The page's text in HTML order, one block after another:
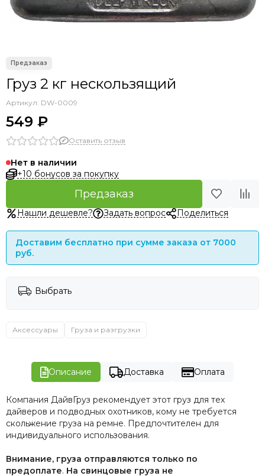
Аксессуары прочие
Груз 2 кг нескользящий
Артикул: DW-0009
549 ₽
Оставить отзыв
Нет в наличии
+10 бонусов за покупку
Предзаказ
Нашли дешевле? Задать вопрос Поделиться
Доставим бесплатно при сумме заказа от 7000
руб.
Выбрать
Аксессуары Груза и разгрузки
Описание Доставка Оплата
Компания ДайвГруз рекомендует этот груз для тех
дайверов и подводных охотников, кому не требуется
скольжение груза на ремне. Предпочтителен для
индивидуального использования.
Внимание, груза отправляются только по
предоплате. На свинцовые груза не